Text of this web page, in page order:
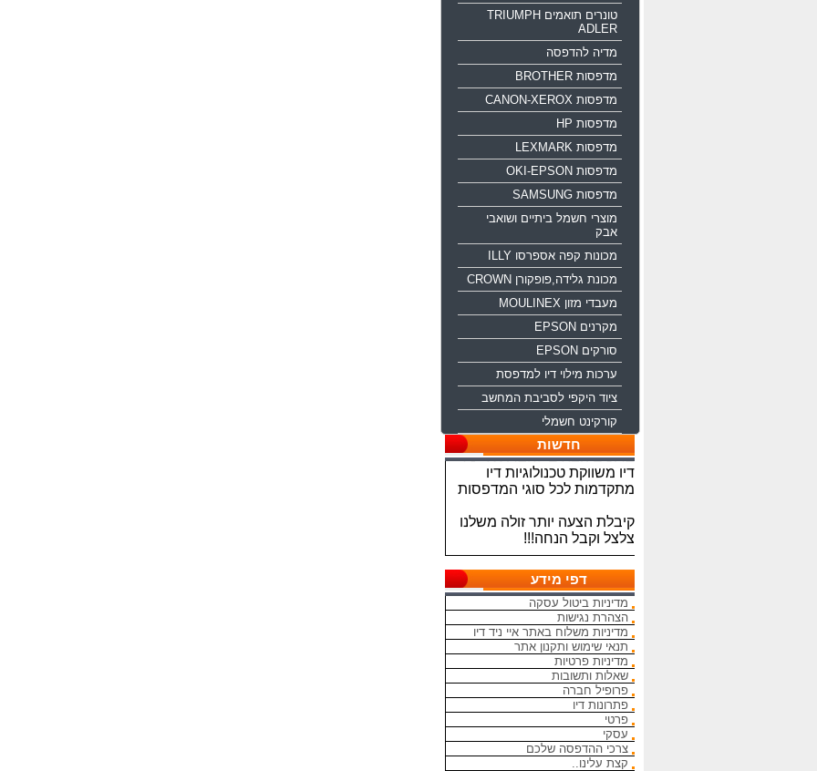
טונרים תואמים TRIUMPH
ADLER
מדיה להדפסה
מדפסות BROTHER
מדפסות CANON-XEROX
מדפסות HP
מדפסות LEXMARK
מדפסות OKI-EPSON
מדפסות SAMSUNG
מוצרי חשמל ביתיים ושואבי
אבק
מכונות קפה אספרסו ILLY
מכונת גלידה,פופקורן CROWN
מעבדי מזון MOULINEX
מקרנים EPSON
סורקים EPSON
ערכות מילוי דיו למדפסת
ציוד היקפי לסביבת המחשב
קורקינט חשמלי
חדשות
ברוכים הבאים לחברת איי ניד
דיו משווקת טכנולוגיות דיו
מתקדמות לכל סוגי המדפסות
צלצל וקבל הנחה!!!
מתחייבים להיות הכי זולים
בארץ בראשי הדיו והטונרים
התואמים, יש אפשרות למשלוח
מהיום להיום
המחירים באתר אינם סופיים,יש
הנחה על קניה כמותית פרטים
במרכז ההזמנות
מאמינים אך ורק ביחס אישי
הוגן ובהקשבה
ללקוחות.בזכותכם הצלחתנו
בכל שאלה עניין והתלבטות אין
דפי מידע
מדיניות ביטול עסקה
הצהרת נגישות
מדיניות משלוח באתר איי ניד דיו
תנאי שימוש ותקנון אתר
מדיניות פרטיות
שאלות ותשובות
פרופיל חברה
פתרונות דיו
פרטי
עסקי
צרכי ההדפסה שלכם
קצת עלינו..